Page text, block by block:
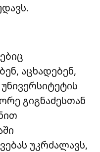
აცხადებენ,
გიგნაძესთან
უკრძალავს,